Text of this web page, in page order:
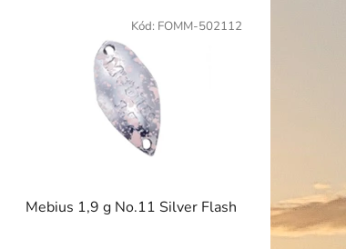
Mebius 1,9 g No.11 Silver Flash
Kód: FOMM-502112